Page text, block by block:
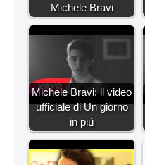
Michele Bravi
Michele Bravi: il video
ufficiale di Un giorno
in più